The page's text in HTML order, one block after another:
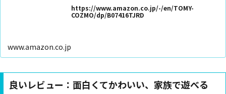
https://www.amazon.co.jp/-/en/TOMY-
COZMO/dp/B07416TJRD
www.amazon.co.jp
良いレビュー：面白くてかわいい、家族で遊べる